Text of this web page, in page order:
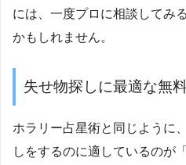
には、一度プロに相談してみ
かもしれません。
失せ物探しに最適な無
ホラリー占星術と同じように
しをするのに適しているのが